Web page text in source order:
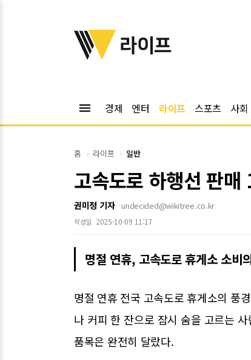
위키트리
라이프
menu 경제 엔터 라이프 스포츠 사회
홈 라이프 일반
고속도로 하행선 판매
권미정 기자 undecided@wikitree.co.kr
작성일 2025-10-09 11:17
명절 연휴, 고속도로 휴게소 소비
명절 연휴 전국 고속도로 휴게소의 풍
나 커피 한 잔으로 잠시 숨을 고르는
품목은 완전히 달랐다.